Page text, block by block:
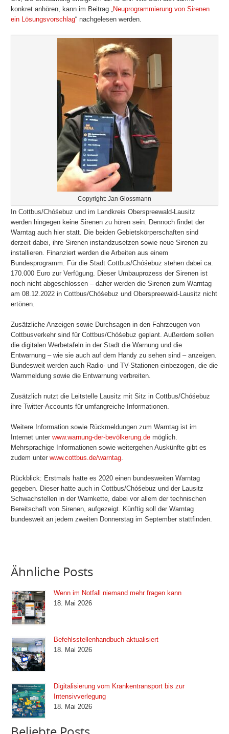
konkret anhören, kann im Beitrag „Neuprogrammierung von Sirenen
ein Lösungsvorschlag“ nachgelesen werden.
Copyright: Jan Glossmann
In Cottbus/Chóśebuz und im Landkreis Oberspreewald-Lausitz
werden hingegen keine Sirenen zu hören sein. Dennoch findet der
Warntag auch hier statt. Die beiden Gebietskörperschaften sind
derzeit dabei, ihre Sirenen instandzusetzen sowie neue Sirenen zu
installieren. Finanziert werden die Arbeiten aus einem
Bundesprogramm. Für die Stadt Cottbus/Chóśebuz stehen dabei ca.
170.000 Euro zur Verfügung. Dieser Umbauprozess der Sirenen ist
noch nicht abgeschlossen – daher werden die Sirenen zum Warntag
am 08.12.2022 in Cottbus/Chóśebuz und Oberspreewald-Lausitz nicht
ertönen.
Zusätzliche Anzeigen sowie Durchsagen in den Fahrzeugen von
Cottbusverkehr sind für Cottbus/Chóśebuz geplant. Außerdem sollen
die digitalen Werbetafeln in der Stadt die Warnung und die
Entwarnung – wie sie auch auf dem Handy zu sehen sind – anzeigen.
Bundesweit werden auch Radio- und TV-Stationen einbezogen, die die
Warnmeldung sowie die Entwarnung verbreiten.
Zusätzlich nutzt die Leitstelle Lausitz mit Sitz in Cottbus/Chóśebuz
ihre Twitter-Accounts für umfangreiche Informationen.
Weitere Information sowie Rückmeldungen zum Warntag ist im
Internet unterwww.warnung-der-bevölkerung.de möglich.
Mehrsprachige Informationen sowie weitergehen Auskünfte gibt es
zudem unterwww.cottbus.de/warntag.
Rückblick: Erstmals hatte es 2020 einen bundesweiten Warntag
gegeben. Dieser hatte auch in Cottbus/Chóśebuz und der Lausitz
Schwachstellen in der Warnkette, dabei vor allem der technischen
Bereitschaft von Sirenen, aufgezeigt. Künftig soll der Warntag
bundesweit an jedem zweiten Donnerstag im September stattfinden.
Ähnliche Posts
Wenn im Notfall niemand mehr fragen kann
18. Mai 2026
Befehlsstellenhandbuch aktualisiert
18. Mai 2026
Digitalisierung vom Krankentransport bis zur
Intensivverlegung
18. Mai 2026